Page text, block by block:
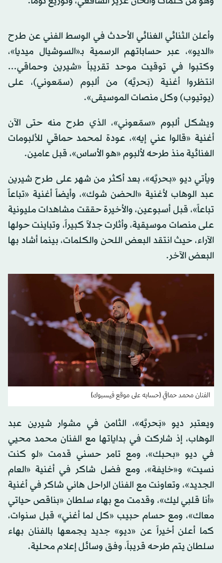
وأعلن الثنائي الغنائي الأحدث في الوسط الفني عن طرح
«الديو»، عبر حساباتهم الرسمية بـ«السوشيال ميديا»،
وكتبوا في توقيت موحد تقريباً «شيرين وحماقي...
انتظروا أغنية (بَحريَّه) من ألبوم (سمّعوني)، على
(يوتيوب) وكل منصات الموسيقى».
ويشكل ألبوم «سمّعوني»، الذي طرح منه حتى الآن
أغنية «قالوا عني إيه»، عودة لمحمد حماقي للألبومات
الغنائية منذ طرحه لألبوم «هو الأساس»، قبل عامين.
ويأتي ديو «بحريَّه»، بعد أكثر من شهر على طرح شيرين
عبد الوهاب لأغنية «الحضن شوك»، وأيضاً أغنية «تباعاً
تباعاً»، قبل أسبوعين، والأخيرة حققت مشاهدات مليونية
على منصات موسيقية، وأثارت جدلاً كبيراً، وتباينت حولها
الآراء، حيث انتقد البعض اللحن والكلمات، بينما أشاد بها
البعض الآخر.
الفنان محمد حماقي (حسابه على موقع فيسبوك)
ويعتبر ديو «بَحريَّه»، الثامن في مشوار شيرين عبد
الوهاب، إذ شاركت في بداياتها مع الفنان محمد محيي
في ديو «بحبك»، ومع تامر حسني قدمت «لو كنت
نسيت» و«خايفة»، ومع فضل شاكر في أغنية «العام
الجديد»، وتعاونت مع الفنان الراحل هاني شاكر في أغنية
«أنا قلبي ليك»، وقدمت مع بهاء سلطان «بناقص حياتي
معاك»، ومع حسام حبيب «كل لما أغني» قبل سنوات،
كما أعلن أخيراً عن «ديو» جديد يجمعها بالفنان بهاء
سلطان يتم طرحه قريباً، وفق وسائل إعلام محلية.